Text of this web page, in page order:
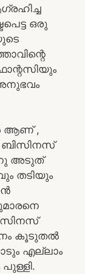
ഒരു
ആണ് ,
ബിസിനസ്
അടുത്
തടിയും
കൂടുതൽ
എല്ലാം